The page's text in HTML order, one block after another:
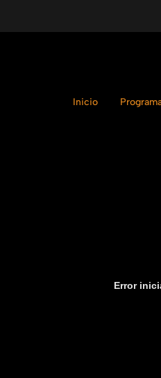
Inicio
Error